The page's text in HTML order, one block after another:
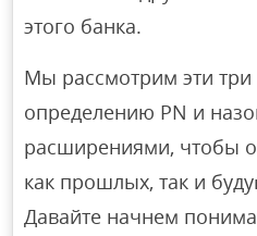
этого банка.
Мы рассмотрим эти три
определению PN и
расширениями, чтобы
как прошлых, так и
Давайте начнем